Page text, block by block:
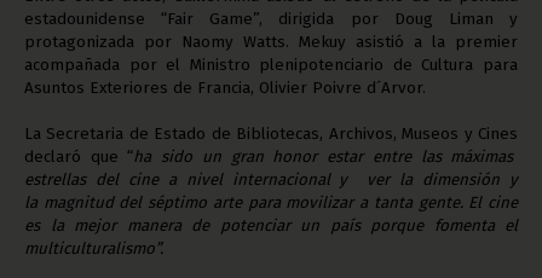
estadounidense “Fair Game”, dirigida por Doug Liman y
protagonizada por Naomy Watts. Mekuy asistió a la premier
acompañada por el Ministro plenipotenciario de Cultura para
Asuntos Exteriores de Francia, Olivier Poivre d´Arvor.
La Secretaria de Estado de Bibliotecas, Archivos, Museos y Cines
declaró que “ha sido un gran honor estar entre las máximas
estrellas del cine a nivel internacional y ver la dimensión y
la magnitud del séptimo arte para movilizar a tanta gente. El cine
es la mejor manera de potenciar un país porque fomenta el
multiculturalismo”.